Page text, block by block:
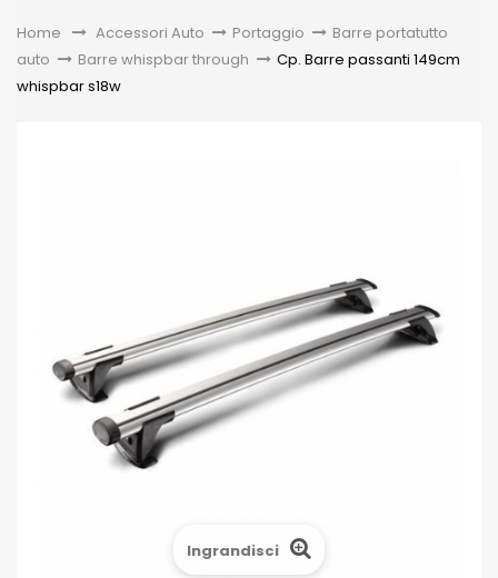
Home &gt;Accessori Auto > Portaggio >
Barre portatutto
auto > Barre whispbar through > Cp. Barre passanti 149cm
whispbar s18w
Ingrandisci